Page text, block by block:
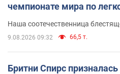
чемпионате мира по
Наша соотечественница
9.08.2026 09:32 66,5 т.
Бритни Спирс